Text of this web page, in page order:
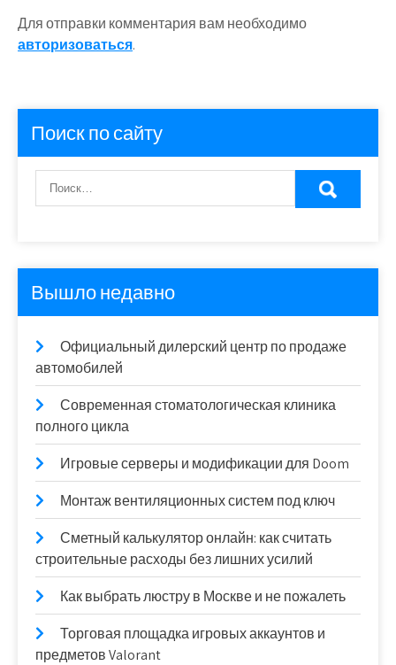
Для отправки комментария вам необходимо
авторизоваться.
Поиск по сайту
Вышло недавно
Официальный дилерский центр по продаже
автомобилей
Современная стоматологическая клиника
полного цикла
Игровые серверы и модификации для Doom
Монтаж вентиляционных систем под ключ
Сметный калькулятор онлайн: как считать
строительные расходы без лишних усилий
Как выбрать люстру в Москве и не пожалеть
Торговая площадка игровых аккаунтов и
предметов Valorant